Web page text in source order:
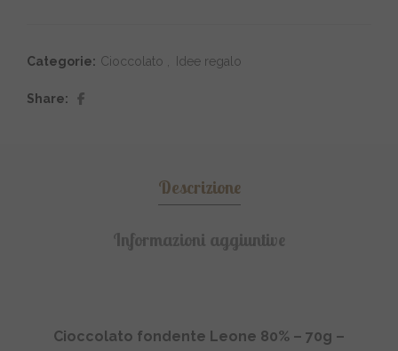
Categorie: Cioccolato Idee regalo
Share
Descrizione
Informazioni aggiuntive
Cioccolato fondente Leone 80% – 70g –